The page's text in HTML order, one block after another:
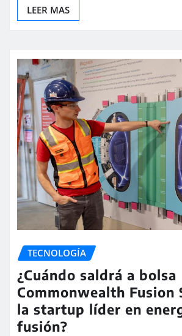
LEER MAS
TECNOLOGÍA
¿Cuándo saldrá a bolsa
Commonwealth Fusion
la startup líder en
fusión?